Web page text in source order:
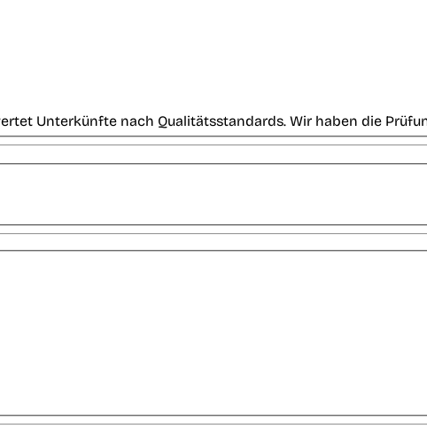
Unterkünfte nach Qualitätsstandards. Wir haben die